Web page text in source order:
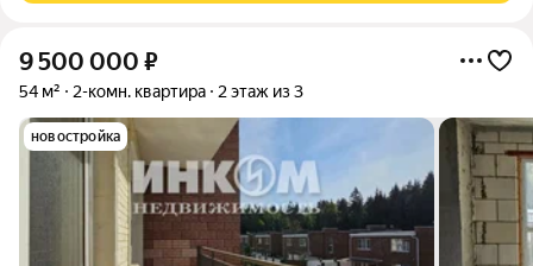
9 500 000 ₽
54 м² 2-комн. квартира 2 этаж из 3
новостройка